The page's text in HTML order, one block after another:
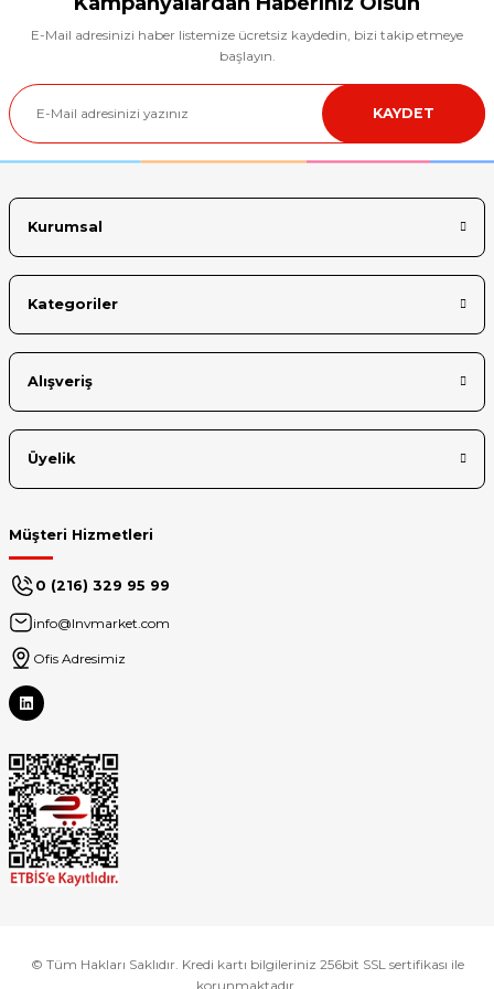
Ürün resmi kalitesiz, bozuk veya görüntülenemiyor.
Ürün açıklamasında eksik bilgiler bulunuyor.
Ürün bilgilerinde hatalar bulunuyor.
E-Mail adresinizi haber listemize ücretsiz kaydedin, bizi takip etmeye
başlayın.
KAYDET
Kurumsal
Kategoriler
Alışveriş
Üyelik
Müşteri Hizmetleri
0 (216) 329 95 99
info@lnvmarket.com
Ofis Adresimiz
© Tüm Hakları Saklıdır. Kredi kartı bilgileriniz 256bit SSL sertifikası ile
korunmaktadır.